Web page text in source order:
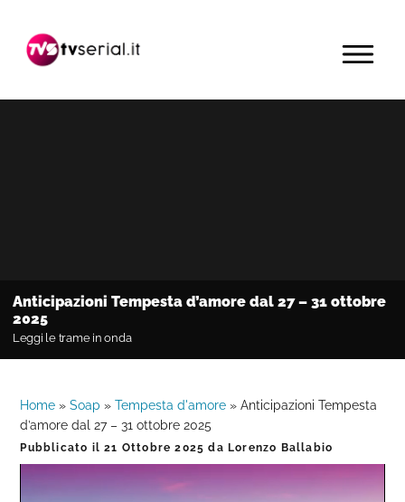
navigazione
contenuto
barra
primaria
MENU
Anticipazioni Tempesta d’amore dal 27 – 31 ottobre
2025
Leggi le trame in onda
Home »Soap »Tempesta d'amore »Anticipazioni Tempesta
d’amore dal 27 – 31 ottobre 2025
Pubblicato il21 Ottobre 2025 da Lorenzo Ballabio